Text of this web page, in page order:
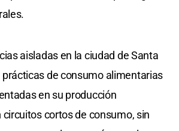
aisladas en la ciudad de Santa
prácticas de consumo alimentarias
en su producción
circuitos cortos de consumo, sin